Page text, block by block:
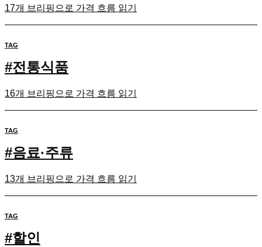
17개 브리핑으로 가격 흐름 읽기
TAG
#전통식품
16개 브리핑으로 가격 흐름 읽기
TAG
#음료·주류
13개 브리핑으로 가격 흐름 읽기
TAG
#할인